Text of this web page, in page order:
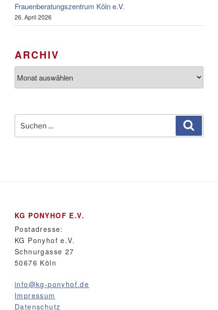
Frauenberatungszentrum Köln e.V.
26. April 2026
ARCHIV
nach:
KG PONYHOF E.V.
Postadresse:
KG Ponyhof e.V.
Schnurgasse 27
50676 Köln
info@kg-ponyhof.de
Impressum
Datenschutz